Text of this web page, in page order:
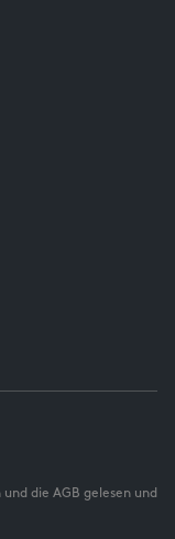
die AGB gelesen und